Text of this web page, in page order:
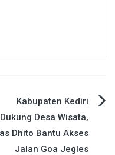
Kabupaten Kediri
Dukung Desa Wisata,
Dhito Bantu Akses
Jalan Goa Jegles